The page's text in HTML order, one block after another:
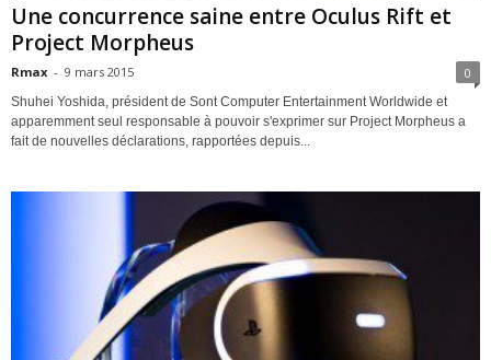
Une concurrence saine entre Oculus Rift et
Project Morpheus
Rmax - 9 mars 2015 0
Shuhei Yoshida, président de Sont Computer Entertainment Worldwide et
apparemment seul responsable à pouvoir s'exprimer sur Project Morpheus a
fait de nouvelles déclarations, rapportées depuis...